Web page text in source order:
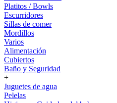
Platitos / Bowls
Escurridores
Sillas de comer
Mordillos
Varios
Alimentación
Cubiertos
Baño y Seguridad
+
Juguetes de agua
Pelelas